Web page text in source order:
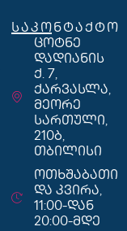
საკონტაქტო
ცოტნე
დადიანის
ქ. 7,
ქარვასლა,
მეორე
სართული,
210ბ,
თბილისი
ოთხშაბათი
და კვირა,
11:00-დან
20:00-მდე